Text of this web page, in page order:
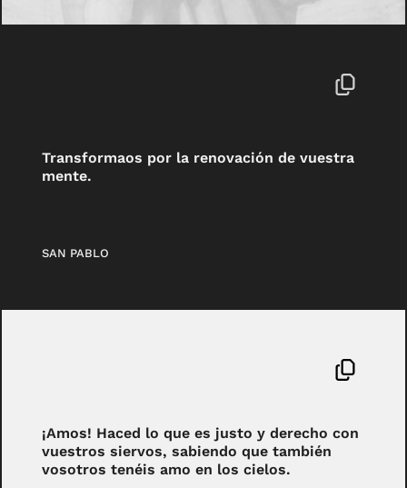
Transformaos por la renovación de vuestra
mente.
SAN PABLO
¡Amos! Haced lo que es justo y derecho con
vuestros siervos, sabiendo que también
vosotros tenéis amo en los cielos.